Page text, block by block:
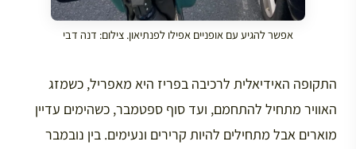
אפשר להגיע עם אופניים אפילו לפנתיאון. צילום: דנה דבי
התקופה האידיאלית לרכיבה בפריז היא מאפריל, כשמזג
האוויר מתחיל להתחמם, ועד סוף ספטמבר, כשהימים עדיין
מוארים אבל מתחילים להיות קרירים ונעימים. בין נובמבר